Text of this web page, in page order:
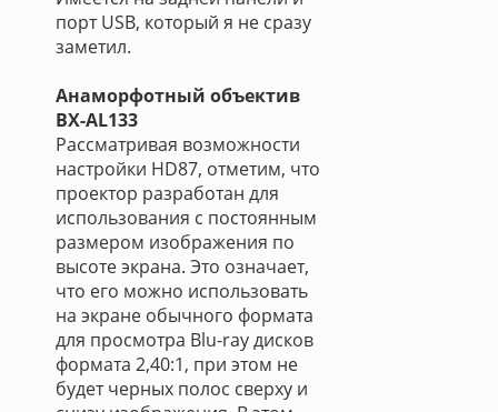
порт USB, который я не сразу
заметил.
Анаморфотный объектив
BX-AL133
Рассматривая возможности
настройки HD87, отметим, что
проектор разработан для
использования с постоянным
размером изображения по
высоте экрана. Это означает,
что его можно использовать
на экране обычного формата
для просмотра Blu-ray дисков
формата 2,40:1, при этом не
будет черных полос сверху и